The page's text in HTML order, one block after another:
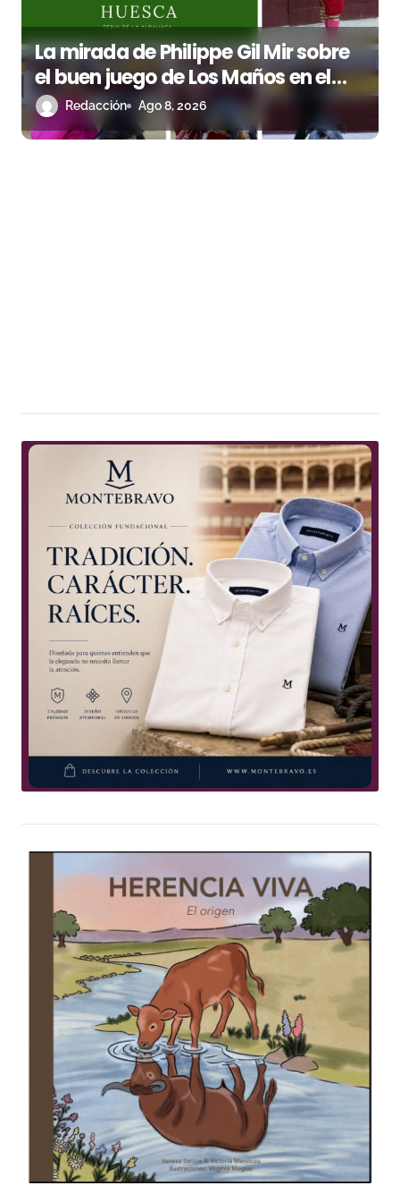
La mirada de Philippe Gil Mir sobre
el buen juego de Los Maños en el
arranque de Huesca
Redacción Ago 8, 2026